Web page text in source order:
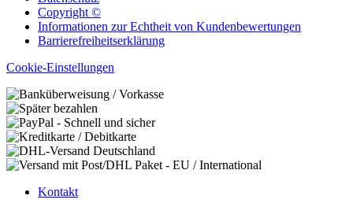
Copyright ©
Informationen zur Echtheit von Kundenbewertungen
Barrierefreiheitserklärung
Cookie-Einstellungen
Kontakt